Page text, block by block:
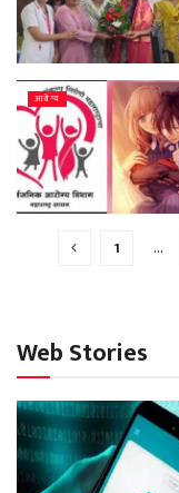
आरोग्य
1 …
Web Stories